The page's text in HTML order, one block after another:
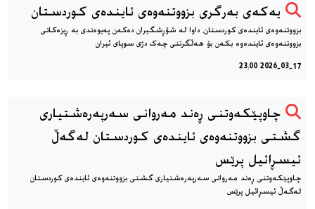
یه‌که‌ی به‌رگری بزووتنه‌وه‌ی ئاینده‌ی کوردستان
بزووتنه‌وه‌ی ئاینده‌ی کوردستان، داوا له شۆڕشگیران ده‌که‌ن په‌یوه‌ندی به ڕیزه‌کانی
بزووتنه‌وه‌ی ئاینده‌وه‌ بکه‌ن بۆ هه‌ڵگرتنی چه‌ک دژی سوپای ئیران
2026-03-17 23:00
چاوپێکەوتنی ڕەند مەروانی سەرپەرەشتیاری
گشتی بزووتنەوەی ئایندەی کوردستان لەگەڵ
ئیسڕائیل پرێس
چاوپێکەوتنی ڕەند مەروانی سەرپەرەشتیاری گشتی بزووتنەوەی ئایندەی کوردستان
لەگەڵ ئیسڕائیل پرێس